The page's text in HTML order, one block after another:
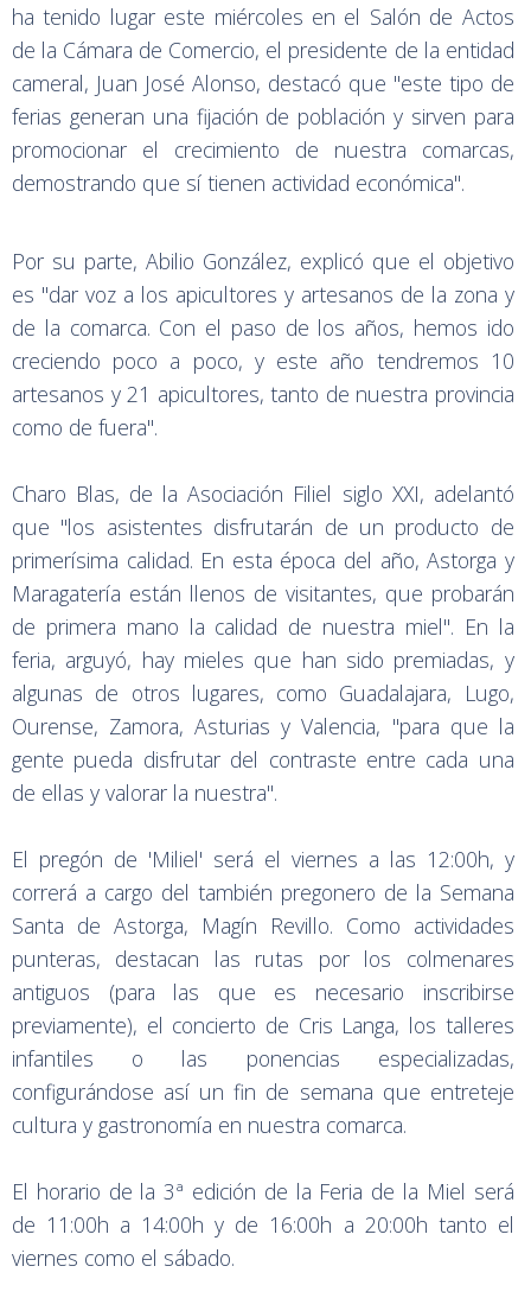
ha tenido lugar este miércoles en el Salón de Actos
de la Cámara de Comercio, el presidente de la entidad
cameral, Juan José Alonso, destacó que "este tipo de
ferias generan una fijación de población y sirven para
promocionar el crecimiento de nuestra comarcas,
demostrando que sí tienen actividad económica".
Por su parte, Abilio González, explicó que el objetivo
es "dar voz a los apicultores y artesanos de la zona y
de la comarca. Con el paso de los años, hemos ido
creciendo poco a poco, y este año tendremos 10
artesanos y 21 apicultores, tanto de nuestra provincia
como de fuera".
Charo Blas, de la Asociación Filiel siglo XXI, adelantó
que "los asistentes disfrutarán de un producto de
primerísima calidad. En esta época del año, Astorga y
Maragatería están llenos de visitantes, que probarán
de primera mano la calidad de nuestra miel". En la
feria, arguyó, hay mieles que han sido premiadas, y
algunas de otros lugares, como Guadalajara, Lugo,
Ourense, Zamora, Asturias y Valencia, "para que la
gente pueda disfrutar del contraste entre cada una
de ellas y valorar la nuestra".
El pregón de 'Miliel' será el viernes a las 12:00h, y
correrá a cargo del también pregonero de la Semana
Santa de Astorga, Magín Revillo. Como actividades
punteras, destacan las rutas por los colmenares
antiguos (para las que es necesario inscribirse
previamente), el concierto de Cris Langa, los talleres
infantiles o las ponencias especializadas,
configurándose así un fin de semana que entreteje
cultura y gastronomía en nuestra comarca.
El horario de la 3ª edición de la Feria de la Miel será
de 11:00h a 14:00h y de 16:00h a 20:00h tanto el
viernes como el sábado.